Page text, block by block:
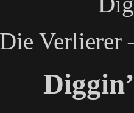
Die Verlierer